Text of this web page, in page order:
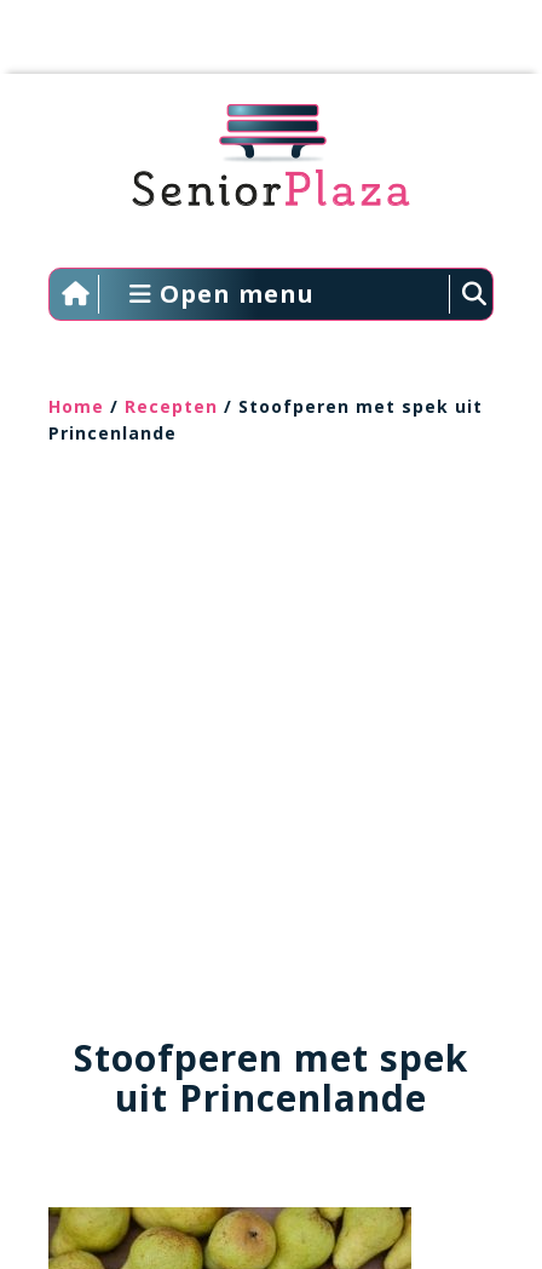
Open menu
Home / Recepten / Stoofperen met spek uit
Princenlande
Stoofperen met spek
uit Princenlande